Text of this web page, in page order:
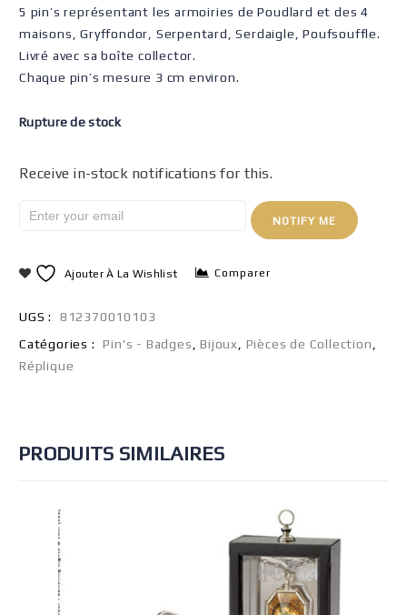
5 pin’s représentant les armoiries de Poudlard et des 4
maisons, Gryffondor, Serpentard, Serdaigle, Poufsouffle.
Livré avec sa boîte collector.
Chaque pin’s mesure 3 cm environ.
Rupture de stock
Receive in-stock notifications for this.
NOTIFY ME
Ajouter À La Wishlist Comparer
UGS :
812370010103
Catégories :
Pin's - Badges ,Bijoux Pièces de Collection
Réplique
PRODUITS SIMILAIRES